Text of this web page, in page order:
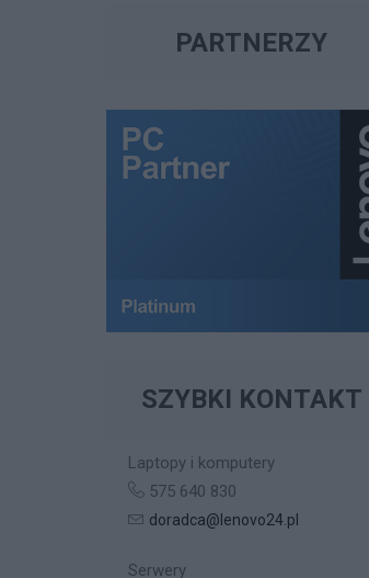
PARTNERZY
SZYBKI KONTAKT
Laptopy i komputery
575 640 830
doradca@lenovo24.pl
Serwery